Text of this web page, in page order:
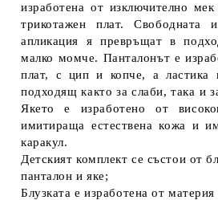
изработена от изключително
трикотажен плат. Свободната
апликация я превръщат в
малко момче. Панталонът е
плат, с цип и копче, а ластика
подходящ както за слаби, така и
Якето е изработено от
имитираща естествена кожа и
каракул.
Детският комплект се състои от
панталон и яке;
Блузката е изработена от